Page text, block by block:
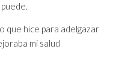
que hice para adelgazar
mi salud